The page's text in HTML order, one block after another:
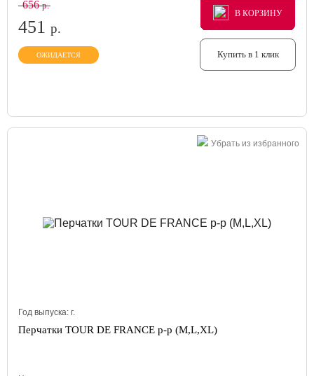
656р.
451 р.
ОЖИДАЕТСЯ
В КОРЗИНУ
В КОРЗИНУ
В КОРЗИНУ
Купить в 1 клик
Убрать из избранного
Год выпуска: г.
Перчатки TOUR DE FRANCE p-p (M,L,XL)